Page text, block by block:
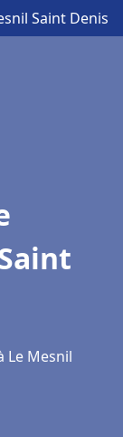
Saint Denis
Le Mesnil